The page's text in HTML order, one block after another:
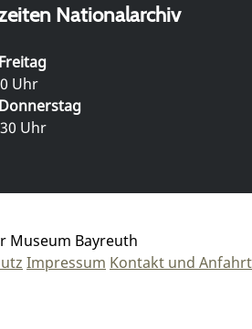
Nationalarchiv
Uhr
Uhr
Museum Bayreuth
Impressum Kontakt und Anfahrt